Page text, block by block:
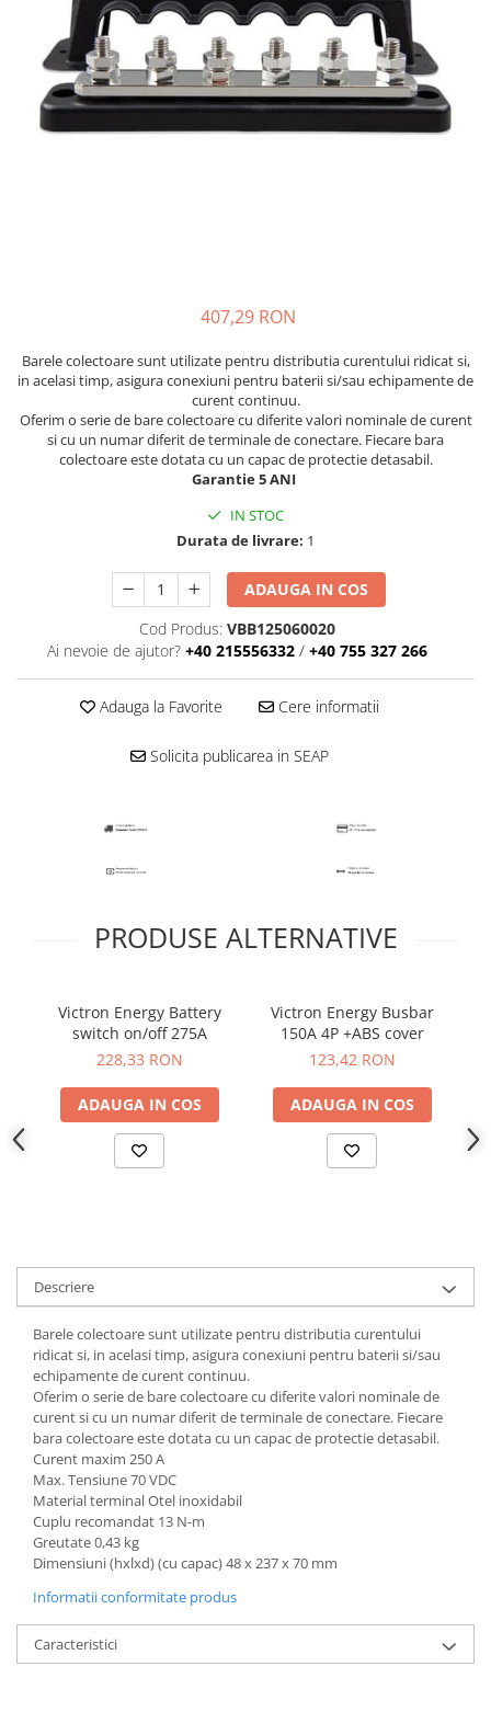
407,29 RON
Barele colectoare sunt utilizate pentru distributia curentului ridicat si,
in acelasi timp, asigura conexiuni pentru baterii si/sau echipamente de
curent continuu.
Oferim o serie de bare colectoare cu diferite valori nominale de curent
si cu un numar diferit de terminale de conectare. Fiecare bara
colectoare este dotata cu un capac de protectie detasabil.
Garantie 5 ANI
IN STOC
Durata de livrare: 1
ADAUGA IN COS
Cod Produs: VBB125060020
Ai nevoie de ajutor? +40 215556332 / +40 755 327 266
Adauga la Favorite Cere informatii
Solicita publicarea in SEAP
PRODUSE ALTERNATIVE
Victron Energy Battery
switch on/off 275A
228,33 RON
ADAUGA IN COS
Victron Energy Busbar
150A 4P +ABS cover
123,42 RON
ADAUGA IN COS
Descriere
Barele colectoare sunt utilizate pentru distributia curentului
ridicat si, in acelasi timp, asigura conexiuni pentru baterii si/sau
echipamente de curent continuu.
Oferim o serie de bare colectoare cu diferite valori nominale de
curent si cu un numar diferit de terminale de conectare. Fiecare
bara colectoare este dotata cu un capac de protectie detasabil.
Curent maxim 250 A
Max. Tensiune 70 VDC
Material terminal Otel inoxidabil
Cuplu recomandat 13 N-m
Greutate 0,43 kg
Dimensiuni (hxlxd) (cu capac) 48 x 237 x 70 mm
Informatii conformitate produs
Caracteristici